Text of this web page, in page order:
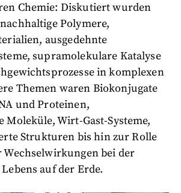
Chemie: Diskutiert wurden
Polymere,
ausgedehnte
supramolekulare Katalyse
in komplexen
Themen waren Biokonjugate
und Proteinen,
Moleküle, Wirt-Gast-Systeme,
Strukturen bis hin zur Rolle
bei der
Lebens auf der Erde.